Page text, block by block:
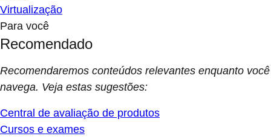
Virtualização
Para você
Recomendado
Recomendaremos conteúdos relevantes enquanto você
navega. Veja estas sugestões:
Central de avaliação de produtos
Cursos e exames